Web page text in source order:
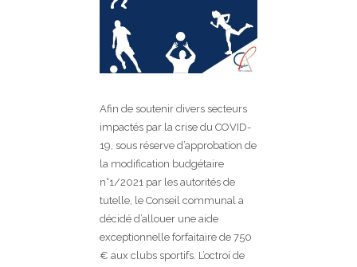
Afin de soutenir divers secteurs
impactés par la crise du COVID-
19, sous réserve d’approbation de
la modification budgétaire
n°1/2021 par les autorités de
tutelle, le Conseil communal a
décidé d’allouer une aide
exceptionnelle forfaitaire de 750
€ aux clubs sportifs. L’octroi de